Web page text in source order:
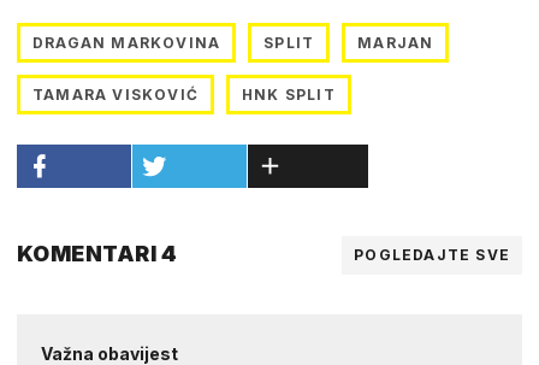
DRAGAN MARKOVINA SPLIT MARJAN
TAMARA VISKOVIĆ HNK SPLIT
KOMENTARI 4 POGLEDAJTE SVE
Važna obavijest